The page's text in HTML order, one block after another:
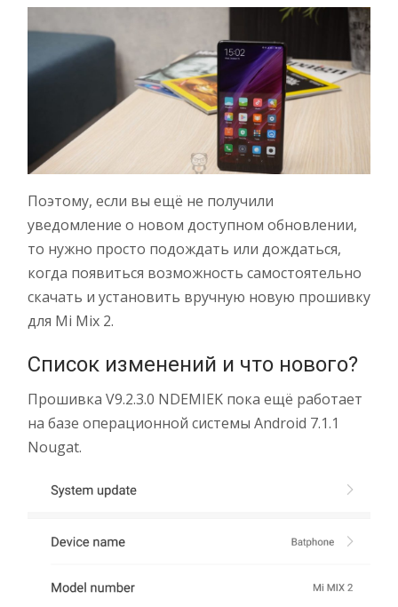
Поэтому, если вы ещё не получили
уведомление о новом доступном обновлении,
то нужно просто подождать или дождаться,
когда появиться возможность самостоятельно
скачать и установить вручную новую прошивку
для Mi Mix 2.
Список изменений и что нового?
Прошивка V9.2.3.0 NDEMIEK пока ещё работает
на базе операционной системы Android 7.1.1
Nougat.